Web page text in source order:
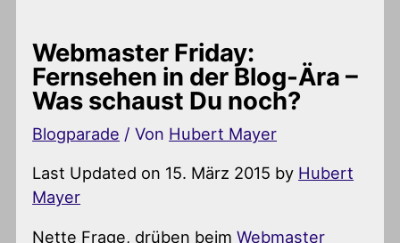
Webmaster Friday:
Fernsehen in der Blog-Ära –
Was schaust Du noch?
Blogparade / Von Hubert Mayer
Last Updated on 15. März 2015 by Hubert
Mayer
Nette Frage, drüben beimWebmaster